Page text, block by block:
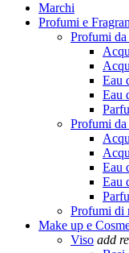
Marchi
Profumi e
Profumi
Eau
Eau
Profumi
Eau
Eau
Profumi di
Make up e
Viso add